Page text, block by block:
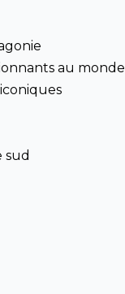
au monde
sud